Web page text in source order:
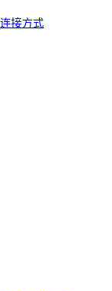
接方式